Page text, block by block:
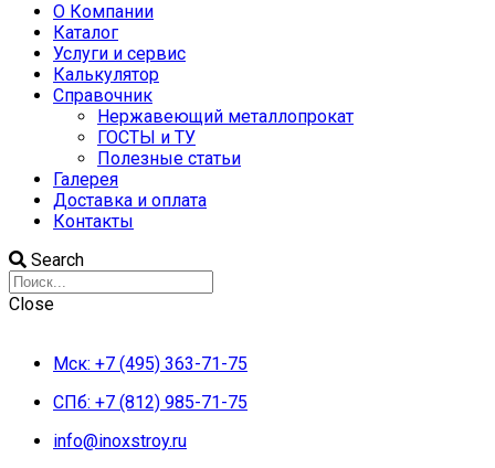
О Компании
Каталог
Услуги и сервис
Калькулятор
Справочник
Нержавеющий металлопрокат
ГОСТЫ и ТУ
Полезные статьи
Галерея
Доставка и оплата
Контакты
Search
Close
Мск: +7 (495) 363-71-75
СПб: +7 (812) 985-71-75
info@inoxstroy.ru